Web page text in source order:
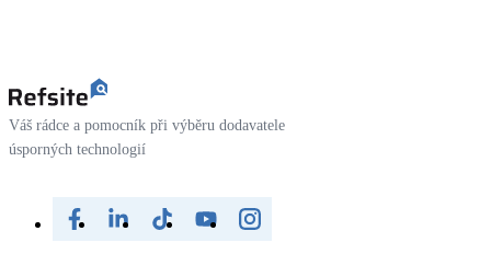
Váš rádce a pomocník při výběru dodavatele
úsporných technologií